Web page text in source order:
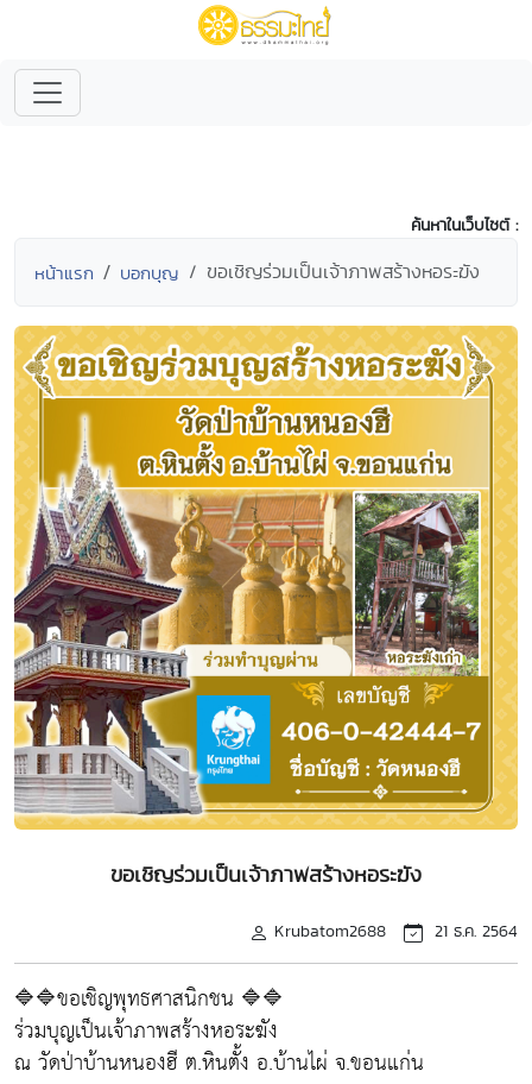
ค้นหาในเว็บไซต์ :
หน้าแรก บอกบุญ ขอเชิญร่วมเป็นเจ้าภาพสร้างหอระฆัง
ขอเชิญร่วมเป็นเจ้าภาพสร้างหอระฆัง
Krubatom2688 21 ธ.ค. 2564
🔷️🔷️ขอเชิญพุทธศาสนิกชน 🔷️🔷️
ร่วมบุญเป็นเจ้าภาพสร้างหอระฆัง
ณ วัดป่าบ้านหนองฮี ต.หินตั้ง อ.บ้านไผ่ จ.ขอนแก่น